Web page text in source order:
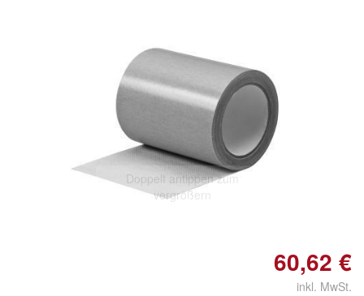
Doppelt antippen zum
vergrößern
60,62 €
inkl. MwSt.